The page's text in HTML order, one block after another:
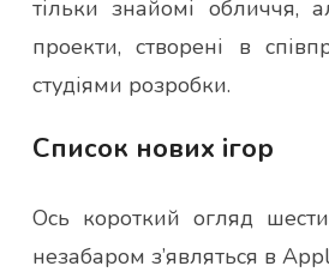
тільки знайомі обличчя,
проекти, створені в
студіями розробки.
Список нових ігор
Ось короткий огляд
незабаром з’являться в